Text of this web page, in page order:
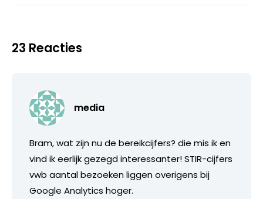
23 Reacties
media
Bram, wat zijn nu de bereikcijfers? die mis ik en
vind ik eerlijk gezegd interessanter! STIR-cijfers
vwb aantal bezoeken liggen overigens bij
Google Analytics hoger.